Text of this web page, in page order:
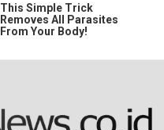
This Simple Trick
Removes All Parasites
From Your Body!